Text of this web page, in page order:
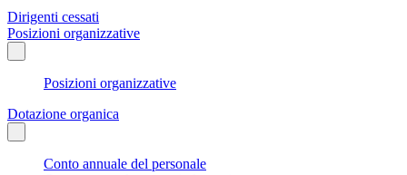
Dirigenti cessati
Posizioni organizzative
Posizioni organizzative
Dotazione organica
Conto annuale del personale